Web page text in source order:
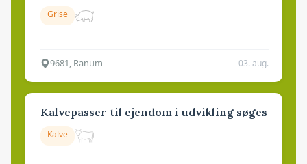
Grise
9681, Ranum 03. aug.
Kalvepasser til ejendom i udvikling søges
Kalve